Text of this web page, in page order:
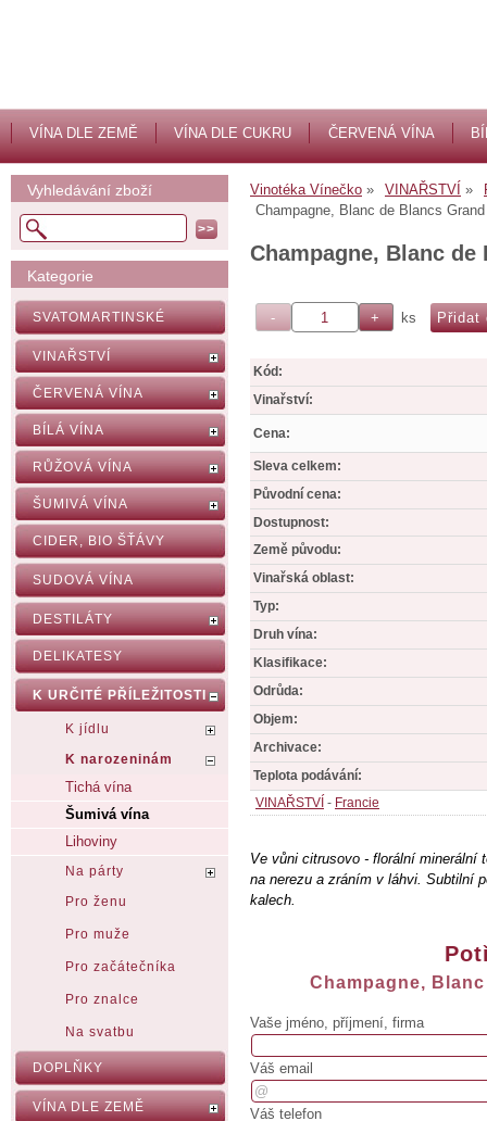
VÍNA DLE ZEMĚ VÍNA DLE CUKRU ČERVENÁ VÍNA
Vinotéka Vínečko VINAŘSTVÍ
Champagne, Blanc de Blancs
Champagne, Blanc
ks
Kód:
Vinařství:
Cena:
Sleva celkem:
Původní cena:
Dostupnost:
Země původu:
Vinařská oblast:
Typ:
Druh vína:
Klasifikace:
Odrůda:
Objem:
Archivace:
Teplota podávání:
VINAŘSTVÍ - Francie
Ve vůni citrusovo - florální minerální
na nerezu a zráním v láhvi. Subtilní
kalech.
Champagne,
Vaše jméno, příjmení, firma
Váš email
Váš telefon
Vyhledávání zboží
Kategorie
SVATOMARTINSKÉ
VINAŘSTVÍ
ČERVENÁ VÍNA
BÍLÁ VÍNA
RŮŽOVÁ VÍNA
ŠUMIVÁ VÍNA
CIDER, BIO ŠŤÁVY
SUDOVÁ VÍNA
DESTILÁTY
DELIKATESY
K URČITÉ PŘÍLEŽITOSTI
K jídlu
K narozeninám
Tichá vína
Šumivá vína
Lihoviny
Na párty
Pro ženu
Pro muže
Pro začátečníka
Pro znalce
Na svatbu
DOPLŇKY
VÍNA DLE ZEMĚ